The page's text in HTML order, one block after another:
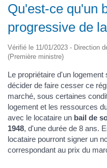
Qu'est-ce qu'un
progressive de
Vérifié le 11/01/2023 - Direction
(Première ministre)
Le propriétaire d'un
décider de faire cesser ce
marché, sous certaines
logement et les ressources
avec le locataire un bail de
1948, d'une durée de 8 ans.
locataire pourront signer un
correspondant au prix du